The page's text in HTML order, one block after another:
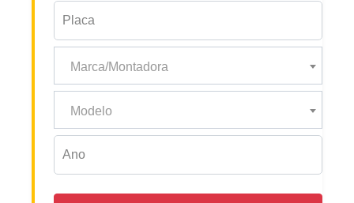
Marca/Montadora
Modelo